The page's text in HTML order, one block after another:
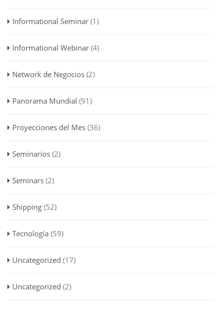
Informational Seminar (1)
Informational Webinar (4)
Network de Negocios (2)
Panorama Mundial (91)
Proyecciones del Mes (36)
Seminarios (2)
Seminars (2)
Shipping (52)
Tecnología (59)
Uncategorized (17)
Uncategorized (2)